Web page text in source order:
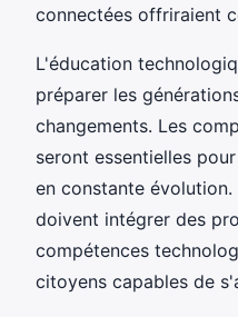
connectées offriraient
L'éducation
préparer les
changements. Les
seront essentielles
en constante
doivent intégrer des
compétences
citoyens capables de